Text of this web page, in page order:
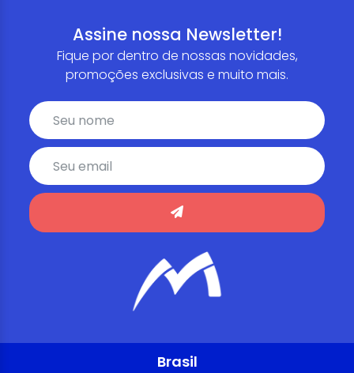
Assine nossa Newsletter!
Fique por dentro de nossas novidades,
promoções exclusivas e muito mais.
Brasil